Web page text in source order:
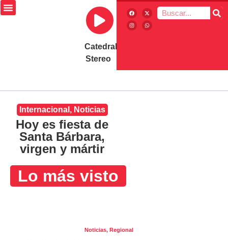
Catedral
Stereo
Internacional , Noticias
Hoy es fiesta de
Santa Bárbara,
virgen y mártir
Lo más visto
Noticias, Regional